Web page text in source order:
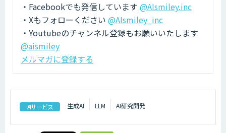
・Facebookでも発信しています @AIsmiley.inc
・Xもフォローください @AIsmiley_inc
・Youtubeのチャンネル登録もお願いいたします
@aismiley
メルマガに登録する
AIサービス 生成AI LLM AI研究開発